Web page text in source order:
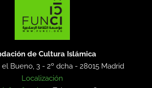
de Cultura Islámica
Bueno, 3 - 2º dcha -28015 Madrid
Localización